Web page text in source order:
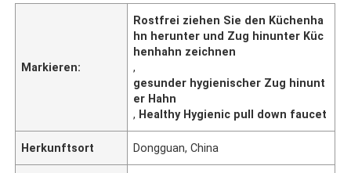
Markieren:
Rostfrei ziehen Sie den Küchenha
hn herunter und Zug hinunter Küc
henhahn zeichnen
,
gesunder hygienischer Zug hinunt
er Hahn
, Healthy Hygienic pull down faucet
Herkunftsort Dongguan, China